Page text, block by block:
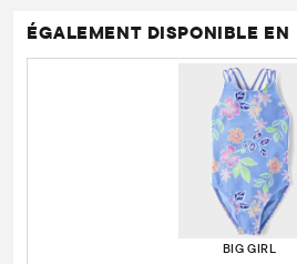
ÉGALEMENT DISPONIBLE EN
BIG GIRL